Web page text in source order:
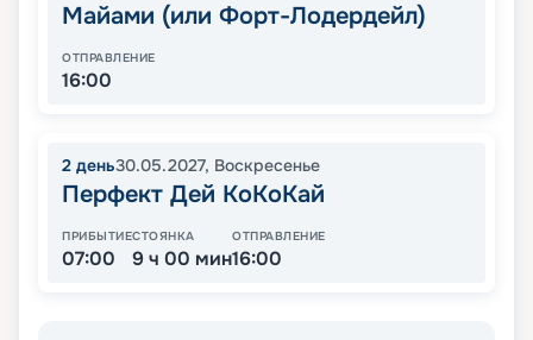
Майами (или Форт-Лодердейл)
ОТПРАВЛЕНИЕ
16:00
2 день30.05.2027, Воскресенье
Перфект Дей КоКоКай
ПРИБЫТИЕ
07:00
СТОЯНКА
9 ч 00 мин
ОТПРАВЛЕНИЕ
16:00